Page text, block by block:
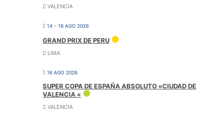
VALENCIA
14 - 16 AGO 2026
GRAND PRIX DE PERU
LIMA
16 AGO 2026
SUPER COPA DE ESPAÑA ABSOLUTO «CIUDAD DE
VALENCIA «
VALENCIA